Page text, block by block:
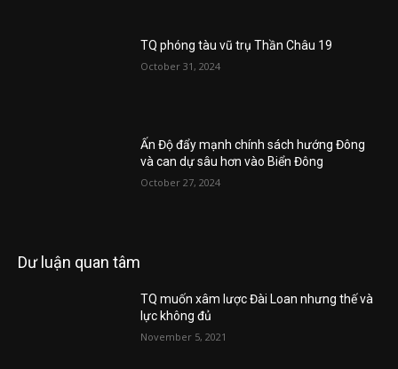
TQ phóng tàu vũ trụ Thần Châu 19
October 31, 2024
Ấn Độ đẩy mạnh chính sách hướng Đông
và can dự sâu hơn vào Biển Đông
October 27, 2024
Dư luận quan tâm
TQ muốn xâm lược Đài Loan nhưng thế và
lực không đủ
November 5, 2021